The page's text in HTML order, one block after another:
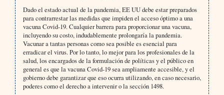
Dado el estado actual de la pandemia, EE UU debe estar preparados
para contrarrestar las medidas que impiden el acceso óptimo a una
vacuna Covid-19. Cualquier barrera para proporcionar una vacuna,
incluyendo su costo, indudablemente prolongaría la pandemia.
Vacunar a tantas personas como sea posible es esencial para
erradicar el virus. Por lo tanto, lo mejor para los profesionales de la
salud, los encargados de la formulación de políticas y el público en
general es que la vacuna Covid-19 sea ampliamente accesible, y el
gobierno debe garantizar que eso ocurra utilizando, en caso necesario,
poderes como el derecho a intervenir o la sección 1498.